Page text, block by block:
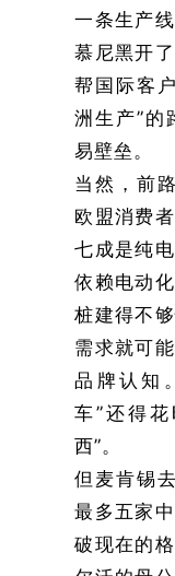
一条生产
慕尼黑开
帮国际客
洲生产”的
易壁垒。
当然，前
欧盟消费
七成是纯
依赖电动
桩建得不
需求就可
品牌认知
车”还得
西”。
但麦肯锡
最多五家
破现在的